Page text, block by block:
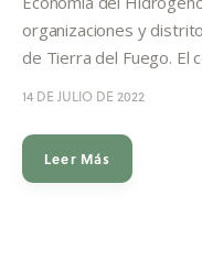
organizaciones y
de Tierra del Fuego. El
14 DE JULIO DE 2022
Leer Más